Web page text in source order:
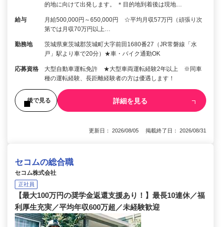
的地に向けて出発します。 ＊目的地到着後は現地…
給与
月給500,000円～650,000円 ☆平均月収57万円（頑張り次
第では月収70万円以上…
勤務地
茨城県東茨城郡茨城町大字前田1680番27（JR常磐線「水
戸」駅より車で20分）★車・バイク通勤OK
応募資格
大型自動車運転免許 ★大型車両運転経験2年以上 ※同車
種の運転経験、長距離経験者の方は優遇します！
後で見る 詳細を見る
更新日： 2026/08/05 掲載終了日： 2026/08/31
セコムの総合職
セコム株式会社
正社員
【最大100万円の奨学金返還支援あり！】最長10連休／福
利厚生充実／平均年収600万超／未経験歓迎